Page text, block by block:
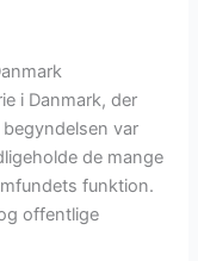
i Danmark, der
var
de mange
funktion.
offentlige